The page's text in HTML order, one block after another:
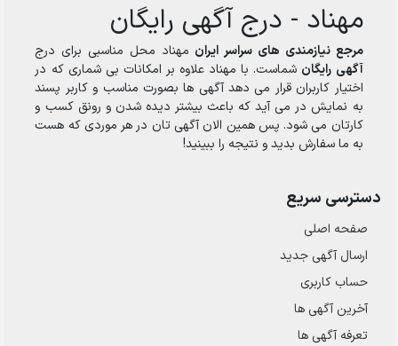
مهناد - درج آگهی رایگان
مرجع نیازمندی های سراسر ایران مهناد محل مناسبی برای درج
آگهی رایگان شماست. با مهناد علاوه بر امکانات بی شماری که در
اختیار کاربران قرار می دهد آگهی ها بصورت مناسب و کاربر پسند
به نمایش در می آید که باعث بیشتر دیده شدن و رونق کسب و
کارتان می شود. پس همین الان آگهی تان در هر موردی که هست
به ما سفارش بدید و نتیجه را ببینید!
دسترسی سریع
صفحه اصلی
ارسال‌ آگهی جدید
حساب کاربری
آخرین آگهی ها
تعرفه آگهی ها